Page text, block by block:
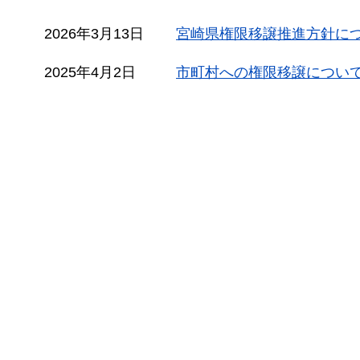
2026年3月13日 宮崎県権限移譲推進方針に
2025年4月2日 市町村への権限移譲につい